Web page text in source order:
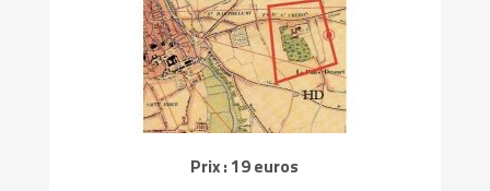
Prix : 19 euros